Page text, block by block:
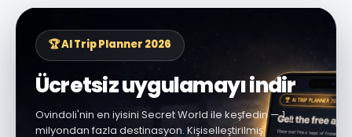
🏆 AI Trip Planner 2026
Ücretsiz uygulamayı indir
Ovindoli'nin en iyisini Secret World ile keşfedin — 1
milyondan fazla destinasyon. Kişiselleştirilmiş